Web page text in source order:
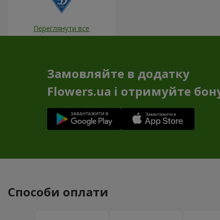
Переглянути все
Замовляйте в додатку
Flowers.ua і отримуйте
Способи оплати